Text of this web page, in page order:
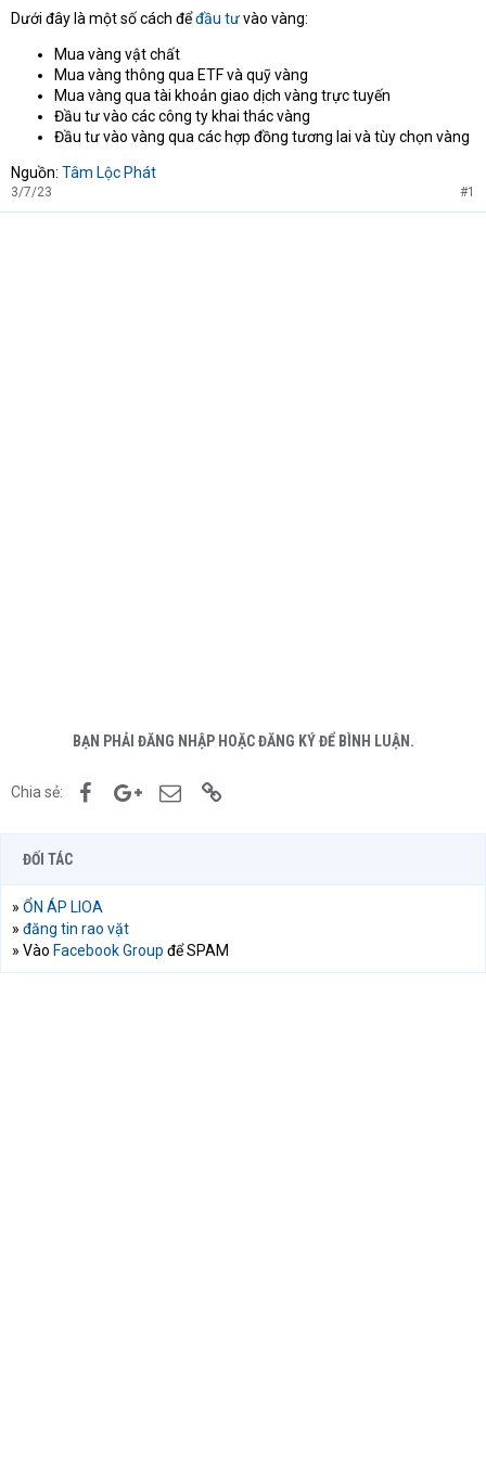
Dưới đây là một số cách đểđầu tưvào vàng:
Mua vàng vật chất
Mua vàng thông qua ETF và quỹ vàng
Mua vàng qua tài khoản giao dịch vàng trực tuyến
Đầu tư vào các công ty khai thác vàng
Đầu tư vào vàng qua các hợp đồng tương lai và tùy chọn vàng
Nguồn: Tâm Lộc Phát
3/7/23 #1
BẠN PHẢI ĐĂNG NHẬP HOẶC ĐĂNG KÝ ĐỂ BÌNH LUẬN.
Chia sẻ: FacebookGoogle+Email
ĐỐI TÁC
» ỔN ÁP LIOA
» đăng tin rao vặt
» Vào Facebook Group để SPAM